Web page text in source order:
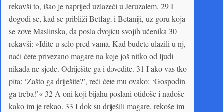
rekavši to, išao je naprijed uzlazeći u Jeruzalem. 29 I
dogodi se, kad se približi Betfagi i Betaniji, uz goru koja
se zove Maslinska, da posla dvojicu svojih učenika 30
rekavši: »Idite u selo pred vama. Kad budete ulazili u nj,
naći ćete privezano magare na koje još nitko od ljudi
nikada ne sjede. Odriješite ga i dovedite. 31 I ako vas tko
pita: ‘Zašto ga driješite?’, reći ćete mu ovako: ‘Gospodin
ga treba!’« 32 A oni koji bijahu poslani otiđoše i nađoše
kako im je rekao. 33 I dok su driješili magare, rekoše im